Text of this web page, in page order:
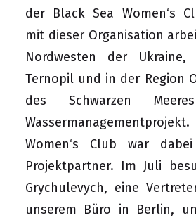
der Black Sea Women‘s
mit dieser Organisation
Nordwesten der
Ternopil und in der Region
des Schwarzen
Women‘s Club war
Projektpartner. Im Juli
Grychulevych, eine
unserem Büro in Berlin,